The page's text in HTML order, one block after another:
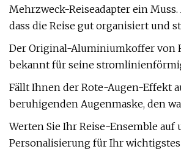
Mehrzweck-Reiseadapter ein
dass die Reise gut organisiert und
Der Original-Aluminiumkoffer von
bekannt für seine
Fällt Ihnen der Rote-Augen-Effekt
beruhigenden Augenmaske, den
Werten Sie Ihr Reise-Ensemble
Personalisierung für Ihr